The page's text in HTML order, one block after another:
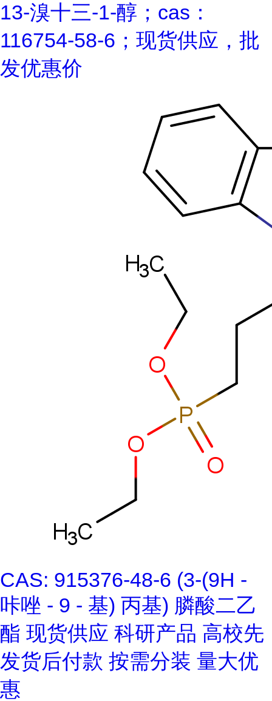
13-溴十三-1-醇；cas：
116754-58-6；现货供应，批
发优惠价
CAS: 915376-48-6 (3-(9H -
咔唑 - 9 - 基) 丙基) 膦酸二乙
酯 现货供应 科研产品 高校先
发货后付款 按需分装 量大优
惠